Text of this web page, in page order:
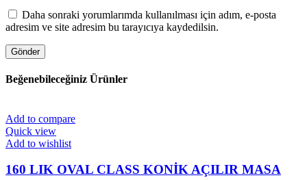
Daha sonraki yorumlarımda kullanılması için adım, e-posta
adresim ve site adresim bu tarayıcıya kaydedilsin.
Beğenebileceğiniz Ürünler
Add to compare
Quick view
Add to wishlist
160 LIK OVAL CLASS KONİK AÇILIR MASA